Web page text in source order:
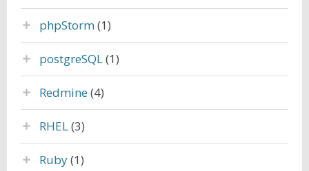
phpStorm(1)
postgreSQL(1)
Redmine(4)
RHEL(3)
Ruby(1)